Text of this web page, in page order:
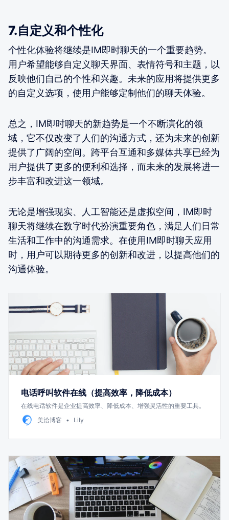
7.自定义和个性化
个性化体验将继续是IM即时聊天的一个重要趋势。
用户希望能够自定义聊天界面、表情符号和主题，以
反映他们自己的个性和兴趣。未来的应用将提供更多
的自定义选项，使用户能够定制他们的聊天体验。
总之，IM即时聊天的新趋势是一个不断演化的领
域，它不仅改变了人们的沟通方式，还为未来的创新
提供了广阔的空间。跨平台互通和多媒体共享已经为
用户提供了更多的便利和选择，而未来的发展将进一
步丰富和改进这一领域。
无论是增强现实、人工智能还是虚拟空间，IM即时
聊天将继续在数字时代扮演重要角色，满足人们日常
生活和工作中的沟通需求。在使用IM即时聊天应用
时，用户可以期待更多的创新和改进，以提高他们的
沟通体验。
电话呼叫软件在线（提高效率，降低成本）
在线电话软件是企业提高效率、降低成本、增强灵活性的重要工具。
美洽博客
Lily